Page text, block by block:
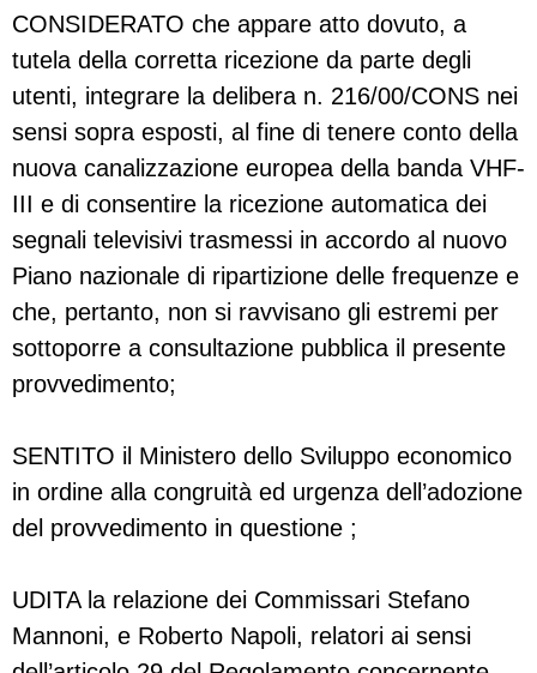
CONSIDERATO che appare atto dovuto, a
tutela della corretta ricezione da parte degli
utenti, integrare la delibera n. 216/00/CONS nei
sensi sopra esposti, al fine di tenere conto della
nuova canalizzazione europea della banda VHF-
III e di consentire la ricezione automatica dei
segnali televisivi trasmessi in accordo al nuovo
Piano nazionale di ripartizione delle frequenze e
che, pertanto, non si ravvisano gli estremi per
sottoporre a consultazione pubblica il presente
provvedimento;
SENTITO il Ministero dello Sviluppo economico
in ordine alla congruità ed urgenza dell’adozione
del provvedimento in questione ;
UDITA la relazione dei Commissari Stefano
Mannoni, e Roberto Napoli, relatori ai sensi